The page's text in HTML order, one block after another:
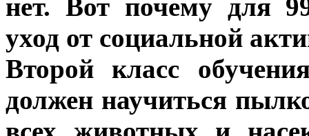
нет. Вот почему для
уход от социальной
Второй класс
должен научиться